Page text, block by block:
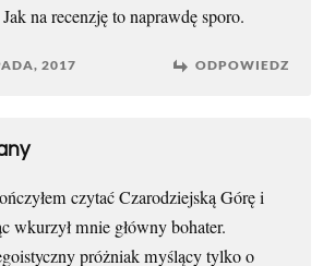
na recenzję to naprawdę sporo.
2017 ODPOWIEDZ
czytać Czarodziejską Górę i
wkurzył mnie główny bohater.
próżniak myślący tylko o